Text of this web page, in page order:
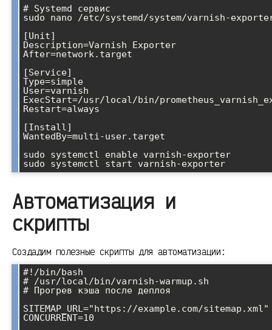
# Systemd сервис
sudo nano /etc/systemd/system/varnish-
[Unit]
Description=Varnish Exporter
After=network.target
[Service]
Type=simple
User=varnish
ExecStart=/usr/local/bin/
Restart=always
[Install]
WantedBy=multi-user.target
sudo systemctl enable varnish-exporter
Автоматизация и
скрипты
Создадим полезные скрипты для автоматизации:
#!/bin/bash
# /usr/local/bin/varnish-warmup.sh
# Прогрев кэша после деплоя
SITEMAP_URL="https://example.com/sitemap.xml"
CONCURRENT=10